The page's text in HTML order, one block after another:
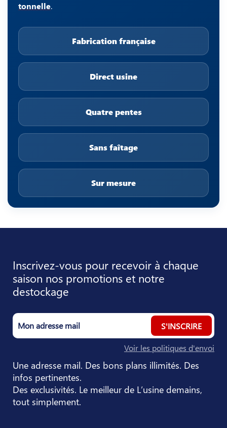
tonnelle.
Fabrication française
Direct usine
Quatre pentes
Sans faîtage
Sur mesure
Inscrivez-vous pour recevoir à chaque
saison nos promotions et notre
destockage
S'INSCRIRE
Voir les politiques d'envoi
Une adresse mail. Des bons plans illimités. Des
infos pertinentes.
Des exclusivités. Le meilleur de L’usine demains,
tout simplement.